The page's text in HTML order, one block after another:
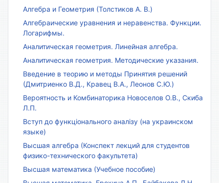
Алгебра и Геометрия (Толстиков А. В.)
Алгебраические уравнения и неравенства. Функции.
Логарифмы.
Аналитическая геометрия. Линейная алгебра.
Аналитическая геометрия. Методические указания.
Введение в теорию и методы Принятия решений
(Дмитриенко В.Д., Кравец В.А., Леонов С.Ю.)
Вероятность и Комбинаторика Новоселов О.В., Скиба
Л.П.
Вступ до функціонального аналізу (на украинском
языке)
Высшая алгебра (Конспект лекций для студентов
физико-технического факультета)
Высшая математика (Учебное пособие)